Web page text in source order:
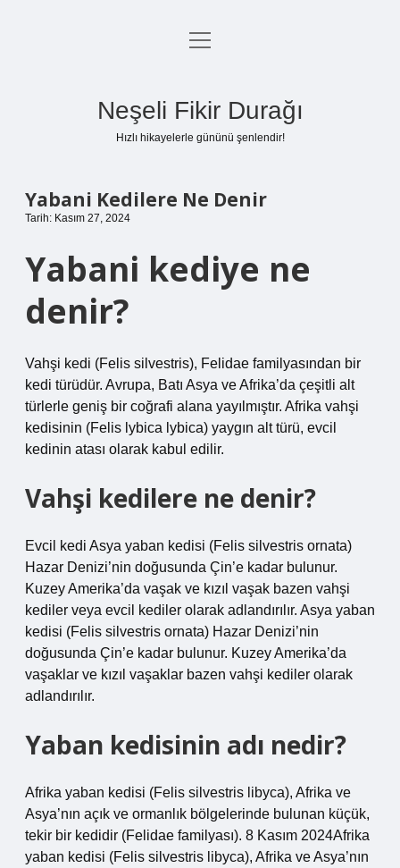
Anasayfa
menüyü
Neşeli Fikir Durağı
Hızlı hikayelerle gününü şenlendir!
Yabani Kedilere Ne Denir
Tarih: Kasım 27, 2024
Yabani kediye ne
denir?
Vahşi kedi (Felis silvestris), Felidae familyasından bir
kedi türüdür. Avrupa, Batı Asya ve Afrika’da çeşitli alt
türlerle geniş bir coğrafi alana yayılmıştır. Afrika vahşi
kedisinin (Felis lybica lybica) yaygın alt türü, evcil
kedinin atası olarak kabul edilir.
Vahşi kedilere ne denir?
Evcil kedi Asya yaban kedisi (Felis silvestris ornata)
Hazar Denizi’nin doğusunda Çin’e kadar bulunur.
Kuzey Amerika’da vaşak ve kızıl vaşak bazen vahşi
kediler veya evcil kediler olarak adlandırılır. Asya yaban
kedisi (Felis silvestris ornata) Hazar Denizi’nin
doğusunda Çin’e kadar bulunur. Kuzey Amerika’da
vaşaklar ve kızıl vaşaklar bazen vahşi kediler olarak
adlandırılır.
Yaban kedisinin adı nedir?
Afrika yaban kedisi (Felis silvestris libyca), Afrika ve
Asya’nın açık ve ormanlık bölgelerinde bulunan küçük,
tekir bir kedidir (Felidae familyası). 8 Kasım 2024Afrika
yaban kedisi (Felis silvestris libyca), Afrika ve Asya’nın